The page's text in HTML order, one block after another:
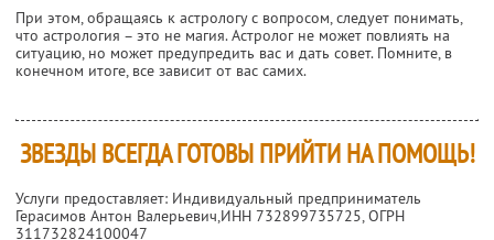
При этом, обращаясь к астрологу с вопросом, следует понимать,
что астрология – это не магия. Астролог не может повлиять на
ситуацию, но может предупредить вас и дать совет. Помните, в
конечном итоге, все зависит от вас самих.
ЗВЕЗДЫ ВСЕГДА ГОТОВЫ ПРИЙТИ НА ПОМОЩЬ!
Услуги предоставляет: Индивидуальный предприниматель
Герасимов Антон Валерьевич,ИНН 732899735725, ОГРН
311732824100047